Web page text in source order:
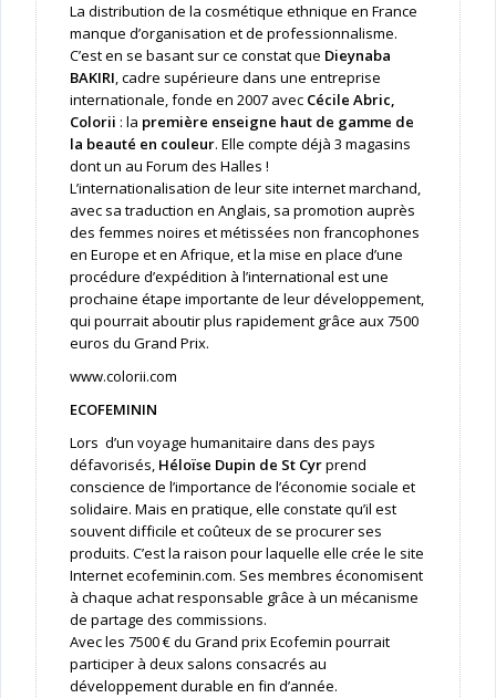
La distribution de la cosmétique ethnique en France
manque d’organisation et de professionnalisme.
C’est en se basant sur ce constat que Dieynaba
BAKIRI, cadre supérieure dans une entreprise
internationale, fonde en 2007 avec Cécile Abric,
Colorii : la première enseigne haut de gamme de
la beauté en couleur. Elle compte déjà 3 magasins
dont un au Forum des Halles !
L’internationalisation de leur site internet marchand,
avec sa traduction en Anglais, sa promotion auprès
des femmes noires et métissées non francophones
en Europe et en Afrique, et la mise en place d’une
procédure d’expédition à l’international est une
prochaine étape importante de leur développement,
qui pourrait aboutir plus rapidement grâce aux 7500
euros du Grand Prix.
www.colorii.com
ECOFEMININ
Lors d’un voyage humanitaire dans des pays
défavorisés, Héloïse Dupin de St Cyrprend
conscience de l’importance de l’économie sociale et
solidaire. Mais en pratique, elle constate qu’il est
souvent difficile et coûteux de se procurer ses
produits. C’est la raison pour laquelle elle crée le site
Internet ecofeminin.com. Ses membres économisent
à chaque achat responsable grâce à un mécanisme
de partage des commissions.
Avec les 7500 € du Grand prix Ecofemin pourrait
participer à deux salons consacrés au
développement durable en fin d’année.